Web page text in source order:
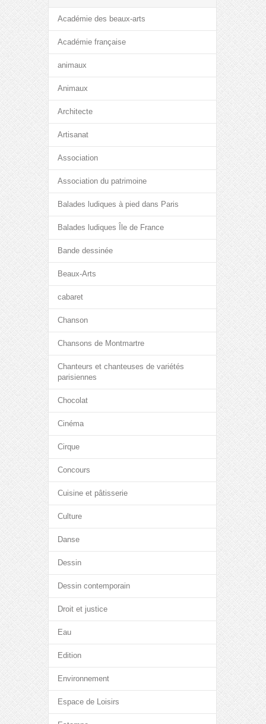
Académie des beaux-arts
Académie française
animaux
Animaux
Architecte
Artisanat
Association
Association du patrimoine
Balades ludiques à pied dans Paris
Balades ludiques Île de France
Bande dessinée
Beaux-Arts
cabaret
Chanson
Chansons de Montmartre
Chanteurs et chanteuses de variétés
parisiennes
Chocolat
Cinéma
Cirque
Concours
Cuisine et pâtisserie
Culture
Danse
Dessin
Dessin contemporain
Droit et justice
Eau
Edition
Environnement
Espace de Loisirs